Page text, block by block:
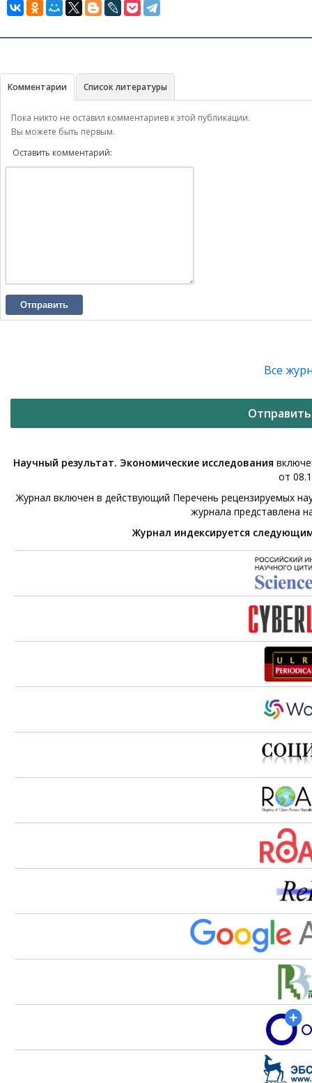
Комментарии Список литературы
Пока никто не оставил комментариев к этой публикации.
Вы можете быть первым.
Оставить комментарий:
Отправить
Все
Научный результат. Экономические исследования
от
Журнал включен в действующий Перечень рецензируемых
журнала представлена
Журнал индексируется